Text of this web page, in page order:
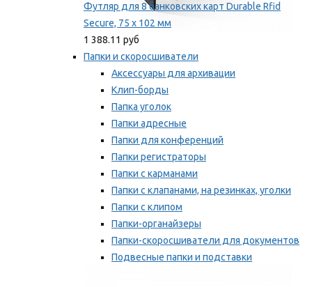
Футляр для 8 банковских карт Durable Rfid
Secure, 75 х 102 мм
1 388.11 руб
Папки и скоросшиватели
Аксессуары для архивации
Клип-борды
Папка уголок
Папки адресные
Папки для конференций
Папки регистраторы
Папки с карманами
Папки с клапанами, на резинках, уголки
Папки с клипом
Папки-органайзеры
Папки-скоросшиватели для документов
Подвесные папки и подставки